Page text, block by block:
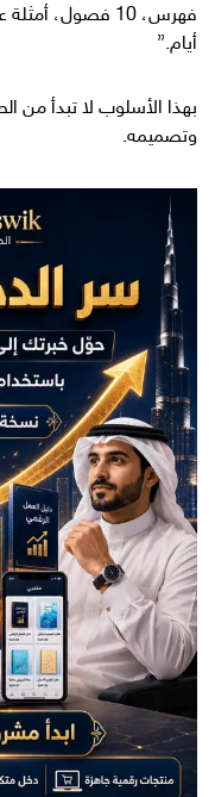
أيام.”
بهذا الأسلوب لا تبدأ من
وتصميمه.